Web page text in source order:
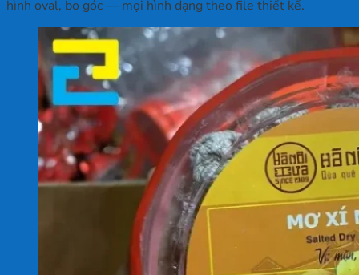
hình oval, bo góc — mọi hình dạng theo file thiết kế.